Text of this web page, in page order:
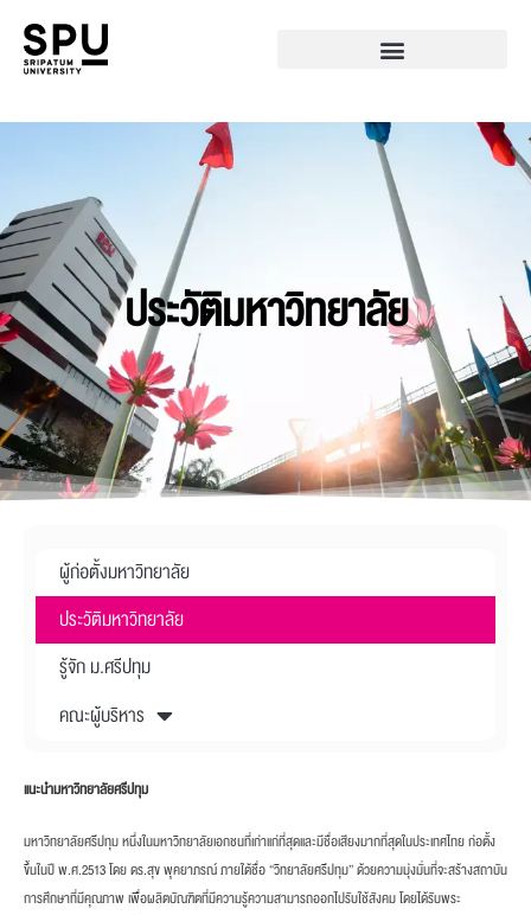
ประวัติมหาวิทยาลัย
ผู้ก่อตั้งมหาวิทยาลัย
ประวัติมหาวิทยาลัย
รู้จัก ม.ศรีปทุม
คณะผู้บริหาร
แนะนำมหาวิทยาลัยศรีปทุม
มหาวิทยาลัยศรีปทุม หนึ่งในมหาวิทยาลัยเอกชนที่เก่าแก่ที่สุดและมีชื่อเสียงมากที่สุดในประเทศไทย ก่อตั้ง
ขึ้นในปี พ.ศ.2513 โดย ดร.สุข พุคยาภรณ์ ภายใต้ชื่อ “วิทยาลัยศรีปทุม” ด้วยความมุ่งมั่นที่จะสร้างสถาบัน
การศึกษาที่มีคุณภาพ เพื่อผลิตบัณฑิตที่มีความรู้ความสามารถออกไปรับใช้สังคม โดยได้รับพระ